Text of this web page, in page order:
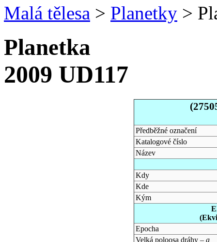
Malá tělesa > Planetky >
Planetka
2009 UD117
Předběžné označení
Katalogové číslo
Název
Kdy
Kde
Kým
Epocha
Velká poloosa dráhy – a